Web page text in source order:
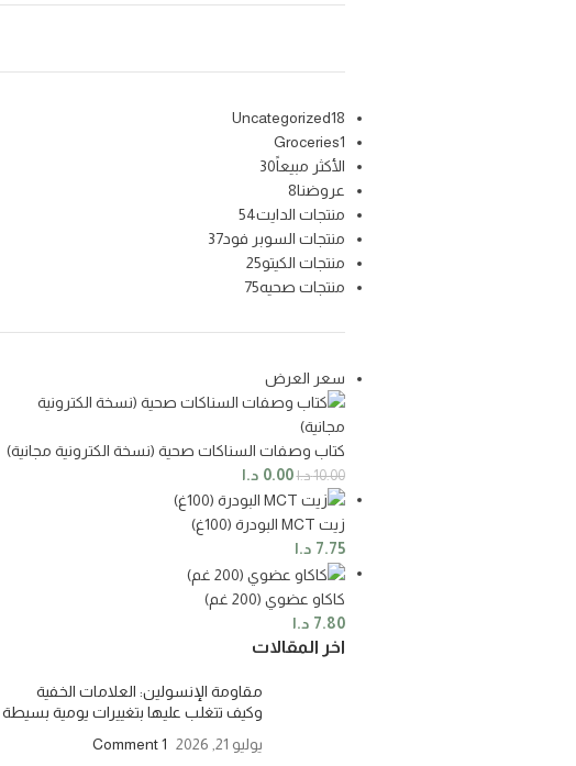
Uncategorized18
Groceries1
الأكثر مبيعاً30
عروضنا8
منتجات الدايت54
منتجات السوبر فود37
منتجات الكيتو25
منتجات صحيه75
سعر العرض
كتاب وصفات السناكات صحية (نسخة الكترونية مجانية)
10.00د.ا 0.00 د.ا
زيت MCT البودرة (100غ)
7.75 د.ا
كاكاو عضوي (200 غم)
7.80 د.ا
اخر المقالات
مقاومة الإنسولين: العلامات الخفية
وكيف تتغلب عليها بتغييرات يومية بسيطة
يوليو 21, 2026
1 Comment